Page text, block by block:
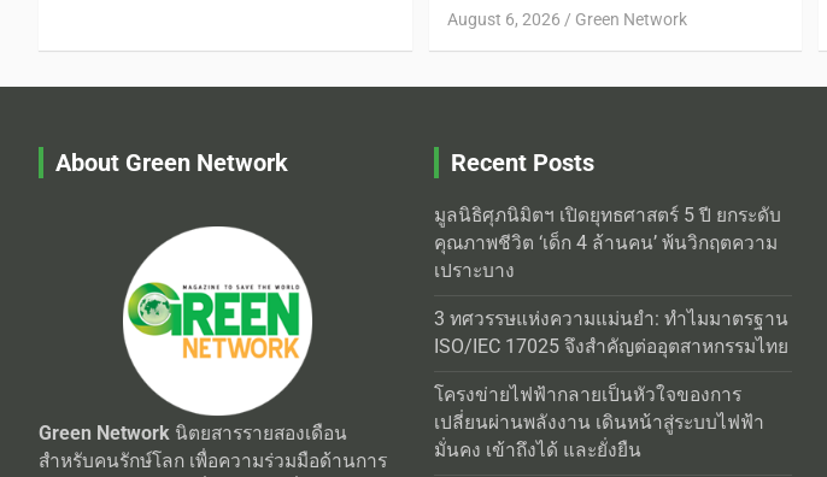
August 6, 2026 Green Network
About Green Network
Green Network นิตยสารรายสองเดือน
สำหรับคนรักษ์โลก เพื่อความร่วมมือด้านการ
Recent Posts
มูลนิธิศุภนิมิตฯ เปิดยุทธศาสตร์ 5 ปี ยกระดับ
คุณภาพชีวิต ‘เด็ก 4 ล้านคน’ พ้นวิกฤตความ
เปราะบาง
3 ทศวรรษแห่งความแม่นยำ: ทำไมมาตรฐาน
ISO/IEC 17025 จึงสำคัญต่ออุตสาหกรรมไทย
โครงข่ายไฟฟ้ากลายเป็นหัวใจของการ
เปลี่ยนผ่านพลังงาน เดินหน้าสู่ระบบไฟฟ้า
มั่นคง เข้าถึงได้ และยั่งยืน